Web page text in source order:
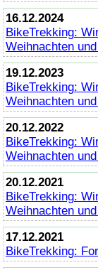
16.12.2024
BikeTrekking:
Weihnachten
19.12.2023
BikeTrekking:
Weihnachten
20.12.2022
BikeTrekking:
Weihnachten
20.12.2021
BikeTrekking:
Weihnachten
17.12.2021
BikeTrekking: